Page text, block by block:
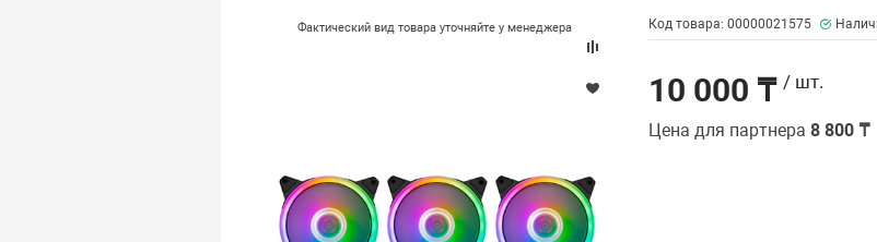
Фактический вид товара уточняйте у менеджера Код товара: 00000021575
10 000 ₸ / шт.
Цена для партнера8 800 ₸